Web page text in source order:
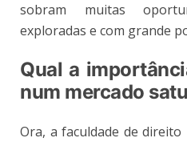
sobram muitas
exploradas e com grande
Qual a
num mercado
Ora, a faculdade de